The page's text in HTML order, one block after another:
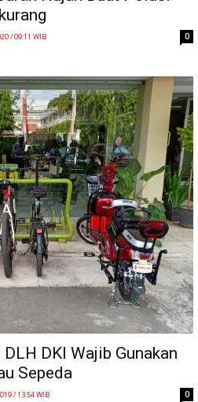
/ 09:11 WIB 0
DKI Wajib Gunakan
Sepeda
/ 13:54 WIB 0